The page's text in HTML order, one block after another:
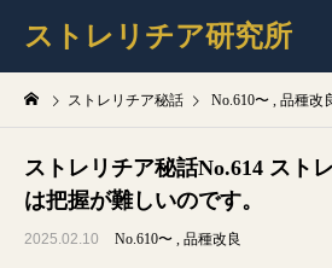
ストレリチア研究所
ストレリチア秘話 No.610〜 品種改
ストレリチア秘話No.614 スト
は把握が難しいのです。
2025.02.10 No.610〜 品種改良